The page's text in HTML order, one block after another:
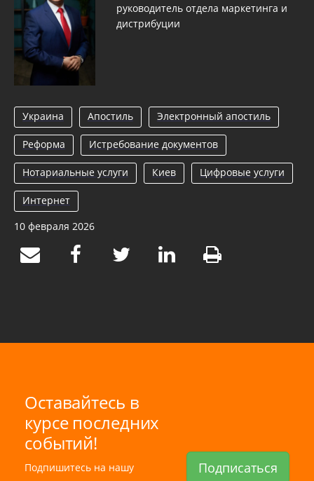
руководитель отдела маркетинга и
дистрибуции
Украина Апостиль Электронный апостиль
Реформа Истребование документов
Нотариальные услуги Киев Цифровые услуги
Интернет
10 февраля 2026
Оставайтесь в
курсе последних
событий!
Подпишитесь на нашу
Подписаться